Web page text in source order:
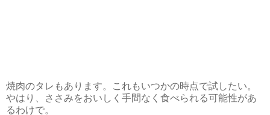
焼肉のタレもあります。これもいつかの時点で試したい。
やはり、ささみをおいしく手間なく食べられる可能性があ
るわけで。